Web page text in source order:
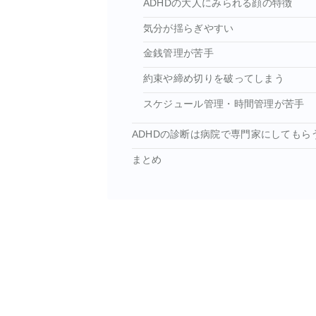
ADHDの大人にみられる顔の特徴
気分が揺らぎやすい
金銭管理が苦手
約束や締め切りを破ってしまう
スケジュール管理・時間管理が苦手
ADHDの診断は病院で専門家にしてもら
まとめ